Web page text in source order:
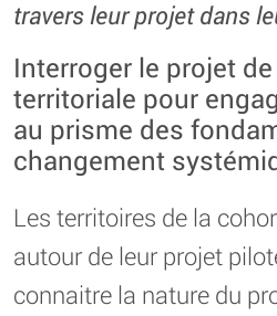
travers leur projet dans
Interroger le projet
territoriale pour
au prisme des
changement
Les territoires de la
autour de leur projet
connaitre la nature du